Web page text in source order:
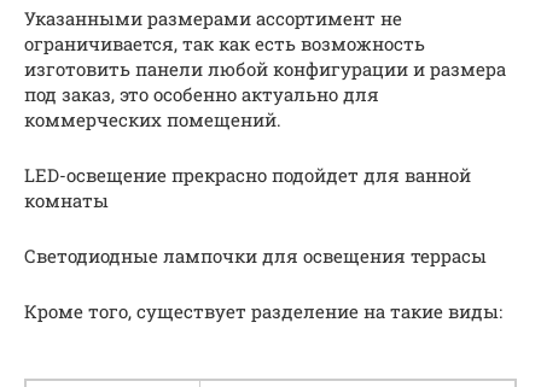
Указанными размерами ассортимент не
ограничивается, так как есть возможность
изготовить панели любой конфигурации и размера
под заказ, это особенно актуально для
коммерческих помещений.
LED-освещение прекрасно подойдет для ванной
комнаты
Светодиодные лампочки для освещения террасы
Кроме того, существует разделение на такие виды: